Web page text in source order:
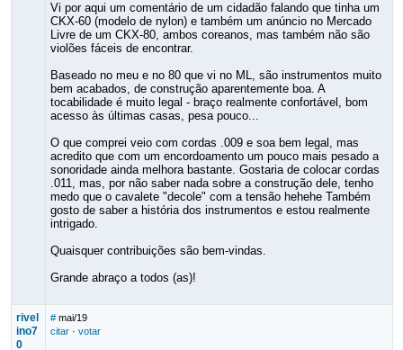
Vi por aqui um comentário de um cidadão falando que tinha um
CKX-60 (modelo de nylon) e também um anúncio no Mercado
Livre de um CKX-80, ambos coreanos, mas também não são
violões fáceis de encontrar.
Baseado no meu e no 80 que vi no ML, são instrumentos muito
bem acabados, de construção aparentemente boa. A
tocabilidade é muito legal - braço realmente confortável, bom
acesso às últimas casas, pesa pouco...
O que comprei veio com cordas .009 e soa bem legal, mas
acredito que com um encordoamento um pouco mais pesado a
sonoridade ainda melhora bastante. Gostaria de colocar cordas
.011, mas, por não saber nada sobre a construção dele, tenho
medo que o cavalete "decole" com a tensão hehehe Também
gosto de saber a história dos instrumentos e estou realmente
intrigado.
Quaisquer contribuições são bem-vindas.
Grande abraço a todos (as)!
rivel
ino7
0
# mai/19
citar· votar